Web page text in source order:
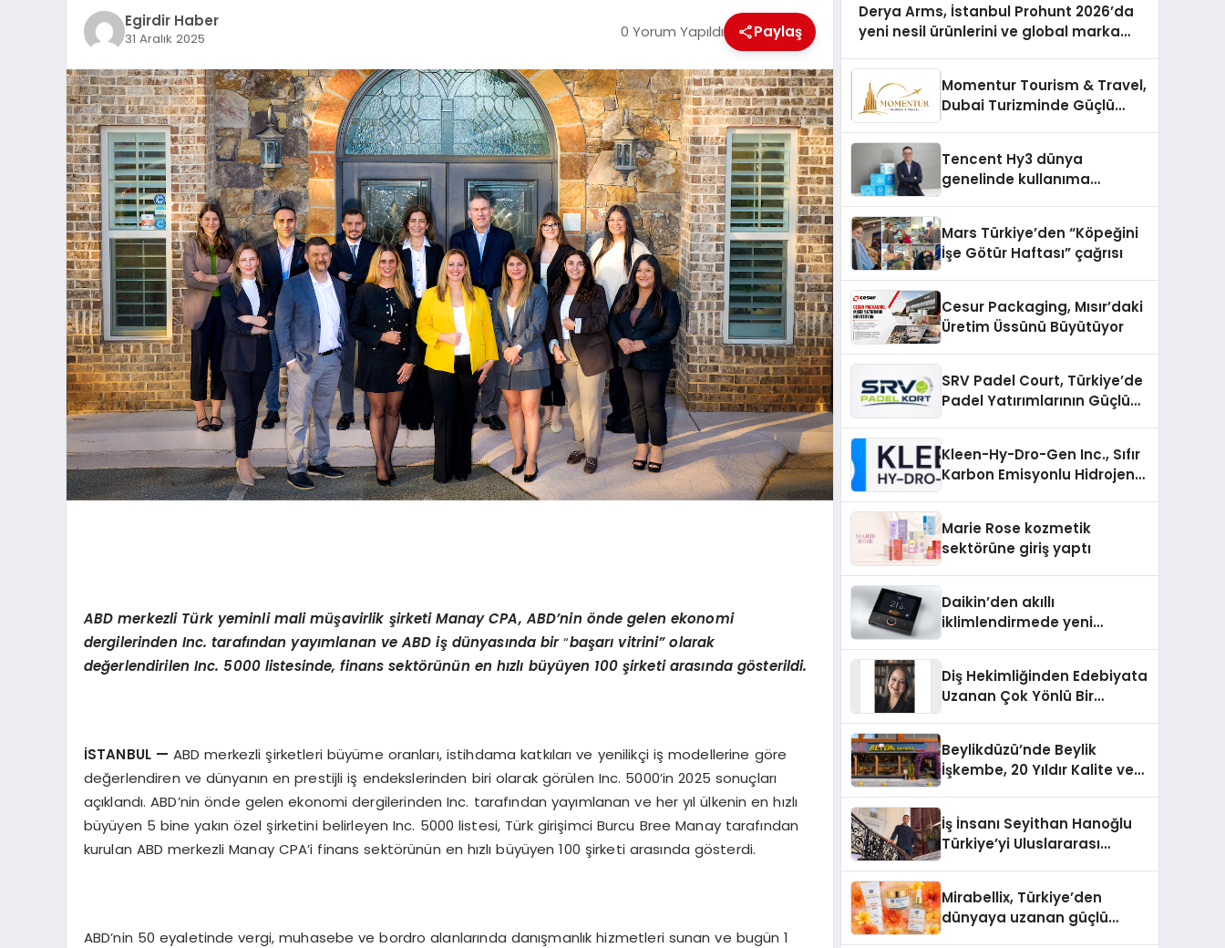
Egirdir Haber
31 Aralık 2025 0 Yorum Yapıldı Paylaş
ABD merkezli Türk yeminli mali müşavirlik şirketi Manay CPA, ABD’nin önde gelen ekonomi
dergilerinden Inc. tarafından yayımlanan ve ABD iş dünyasında bir“başarı vitrini” olarak
değerlendirilen Inc. 5000 listesinde, finans sektörünün en hızlı büyüyen 100 şirketi arasında gösterildi.
İSTANBUL — ABD merkezli şirketleri büyüme oranları, istihdama katkıları ve yenilikçi iş modellerine göre
değerlendiren ve dünyanın en prestijli iş endekslerinden biri olarak görülen Inc. 5000’in 2025 sonuçları
açıklandı. ABD’nin önde gelen ekonomi dergilerinden Inc. tarafından yayımlanan ve her yıl ülkenin en hızlı
büyüyen 5 bine yakın özel şirketini belirleyen Inc. 5000 listesi, Türk girişimci Burcu Bree Manay tarafından
kurulan ABD merkezli Manay CPA’i finans sektörünün en hızlı büyüyen 100 şirketi arasında gösterdi.
ABD’nin 50 eyaletinde vergi, muhasebe ve bordro alanlarında danışmanlık hizmetleri sunan ve bugün 1
Derya Arms, İstanbul Prohunt 2026’da
yeni nesil ürünlerini ve global marka
Momentur Tourism & Travel,
Dubai Turizminde Güçlü
Tencent Hy3 dünya
genelinde kullanıma
Mars Türkiye’den “Köpeğini
İşe Götür Haftası” çağrısı
Cesur Packaging, Mısır’daki
Üretim Üssünü Büyütüyor
SRV Padel Court, Türkiye’de
Padel Yatırımlarının Güçlü
Kleen-Hy-Dro-Gen Inc., Sıfır
Karbon Emisyonlu Hidrojen
Aldı
Marie Rose kozmetik
sektörüne giriş yaptı
Daikin’den akıllı
iklimlendirmede yeni
Diş Hekimliğinden Edebiyata
Uzanan Çok Yönlü Bir
Beylikdüzü’nde Beylik
İşkembe, 20 Yıldır Kalite ve
İş İnsanı Seyithan Hanoğlu
Türkiye’yi Uluslararası
Mirabellix, Türkiye’den
dünyaya uzanan güçlü